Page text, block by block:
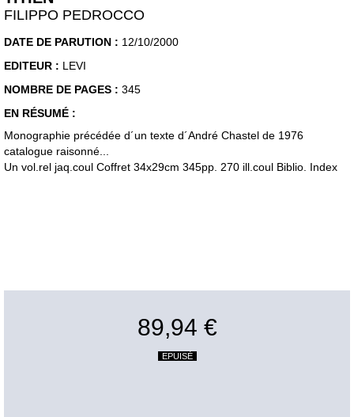
FILIPPO PEDROCCO
DATE DE PARUTION : 12/10/2000
EDITEUR : LEVI
NOMBRE DE PAGES : 345
EN RÉSUMÉ :
Monographie précédée d´un texte d´André Chastel de 1976
catalogue raisonné...
Un vol.rel jaq.coul Coffret 34x29cm 345pp. 270 ill.coul Biblio. Index
89,94 €
EPUISÉ